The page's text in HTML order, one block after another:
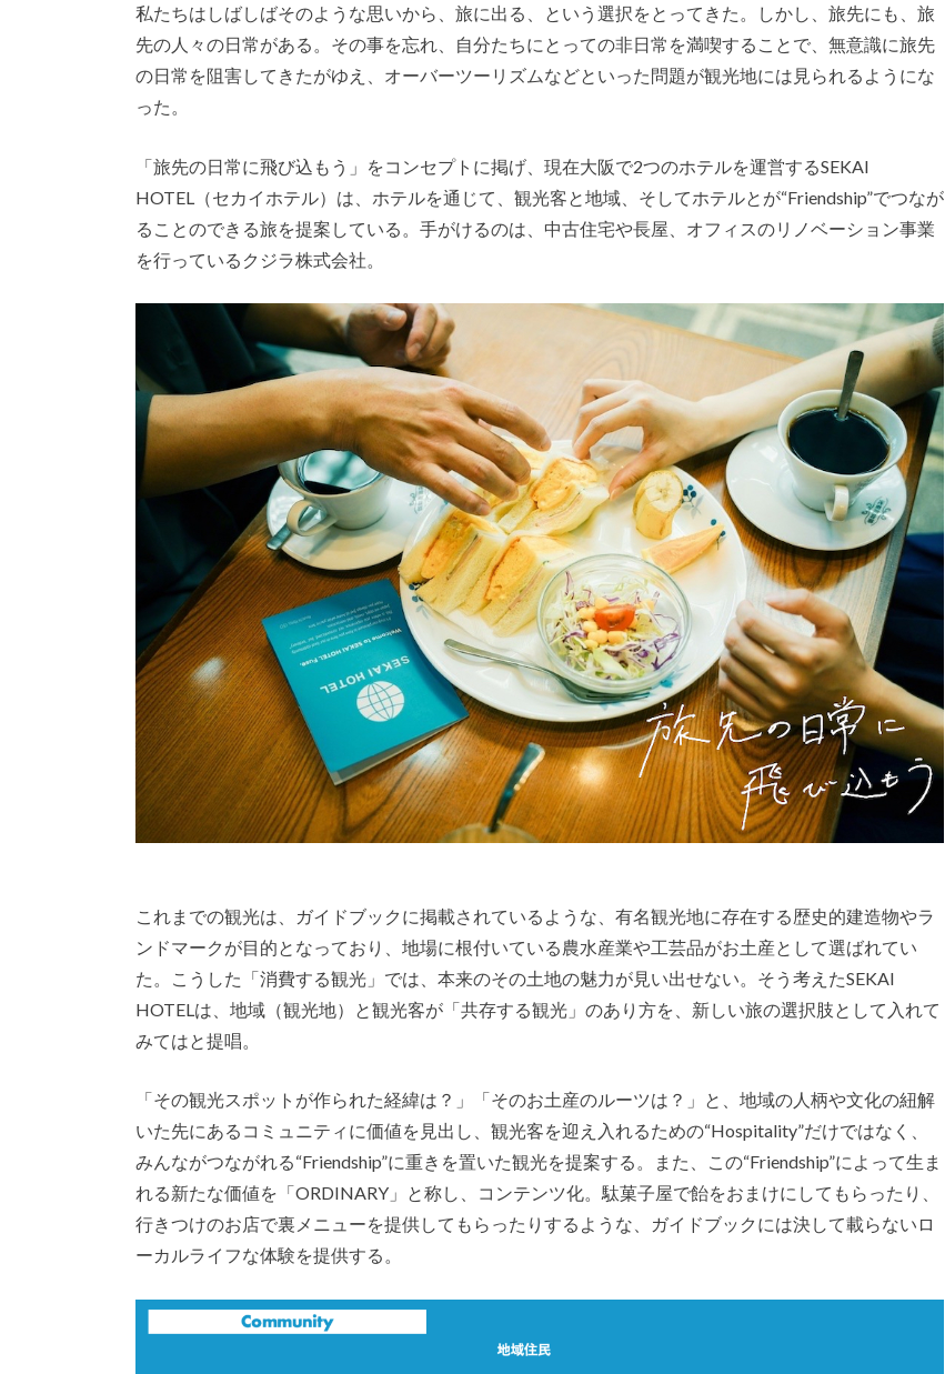
私たちはしばしばそのような思いから、旅に出る、という選択をとってきた。しかし、旅先にも、旅
先の人々の日常がある。その事を忘れ、自分たちにとっての非日常を満喫することで、無意識に旅先
の日常を阻害してきたがゆえ、オーバーツーリズムなどといった問題が観光地には見られるようにな
った。
「旅先の日常に飛び込もう」をコンセプトに掲げ、現在大阪で2つのホテルを運営するSEKAI
HOTEL（セカイホテル）は、ホテルを通じて、観光客と地域、そしてホテルとが“Friendship”でつなが
ることのできる旅を提案している。手がけるのは、中古住宅や長屋、オフィスのリノベーション事業
を行っているクジラ株式会社。
これまでの観光は、ガイドブックに掲載されているような、有名観光地に存在する歴史的建造物やラ
ンドマークが目的となっており、地場に根付いている農水産業や工芸品がお土産として選ばれてい
た。こうした「消費する観光」では、本来のその土地の魅力が見い出せない。そう考えたSEKAI
HOTELは、地域（観光地）と観光客が「共存する観光」のあり方を、新しい旅の選択肢として入れて
みてはと提唱。
「その観光スポットが作られた経緯は？」「そのお土産のルーツは？」と、地域の人柄や文化の紐解
いた先にあるコミュニティに価値を見出し、観光客を迎え入れるための“Hospitality”だけではなく、
みんながつながれる“Friendship”に重きを置いた観光を提案する。また、この“Friendship”によって生ま
れる新たな価値を「ORDINARY」と称し、コンテンツ化。駄菓子屋で飴をおまけにしてもらったり、
行きつけのお店で裏メニューを提供してもらったりするような、ガイドブックには決して載らないロ
ーカルライフな体験を提供する。